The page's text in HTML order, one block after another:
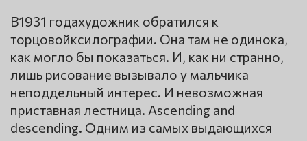
В1931 годахудожник обратился к
торцовойксилографии. Она там не одинока,
как могло бы показаться. И, как ни странно,
лишь рисование вызывало у мальчика
неподдельный интерес. И невозможная
приставная лестница. Ascending and
descending. Одним из самых выдающихся